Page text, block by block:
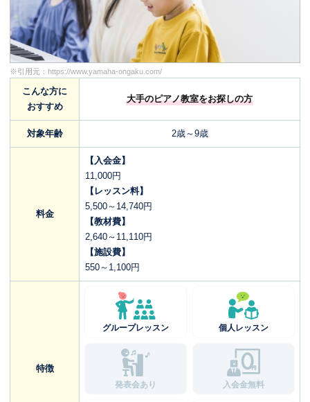
※引用元： https://www.yamaha-ongaku.com/
こんな方に
おすすめ
大手のピアノ教室をお探しの方
対象年齢 2歳～9歳
料金
【入会金】
11,000円
【レッスン料】
5,500～14,740円
【教材費】
2,640～11,110円
【施設費】
550～1,100円
特徴
グループレッスン 個人レッスン
発表会あり 入会金無料